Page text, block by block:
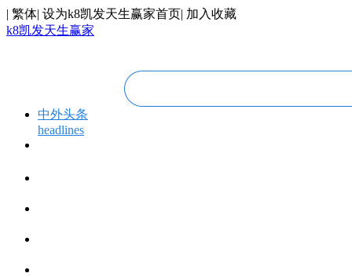
| 繁体| 设为k8凯发天生赢家首页| 加入收藏
k8凯发天生赢家
中外头条
headlines